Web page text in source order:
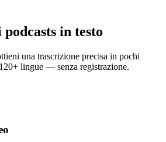
in testo
una trascrizione precisa in pochi
lingue — senza registrazione.